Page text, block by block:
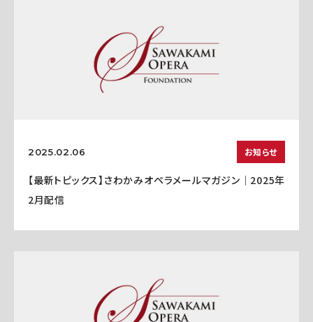
2025.02.06 お知らせ
【最新トピックス】さわかみオペラメールマガジン｜2025年
2月配信